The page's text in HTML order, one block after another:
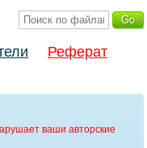
Реферат
ваши авторские